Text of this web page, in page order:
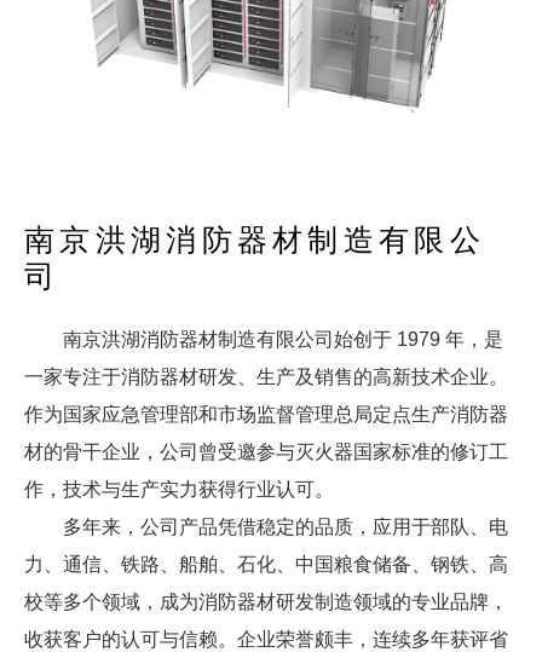
南京洪湖消防器材制造有限公
司
南京洪湖消防器材制造有限公司始创于 1979 年，是
一家专注于消防器材研发、生产及销售的高新技术企业。
作为国家应急管理部和市场监督管理总局定点生产消防器
材的骨干企业，公司曾受邀参与灭火器国家标准的修订工
作，技术与生产实力获得行业认可。
多年来，公司产品凭借稳定的品质，应用于部队、电
力、通信、铁路、船舶、石化、中国粮食储备、钢铁、高
校等多个领域，成为消防器材研发制造领域的专业品牌，
收获客户的认可与信赖。企业荣誉颇丰，连续多年获评省